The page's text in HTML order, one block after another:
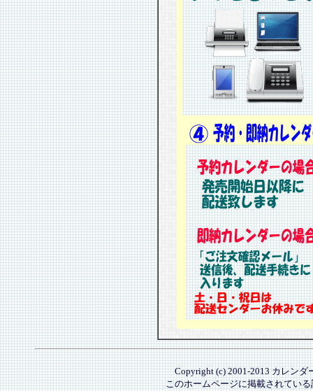
Copyright (c) 2001-2013 カレンダ
このホームページに掲載されてい